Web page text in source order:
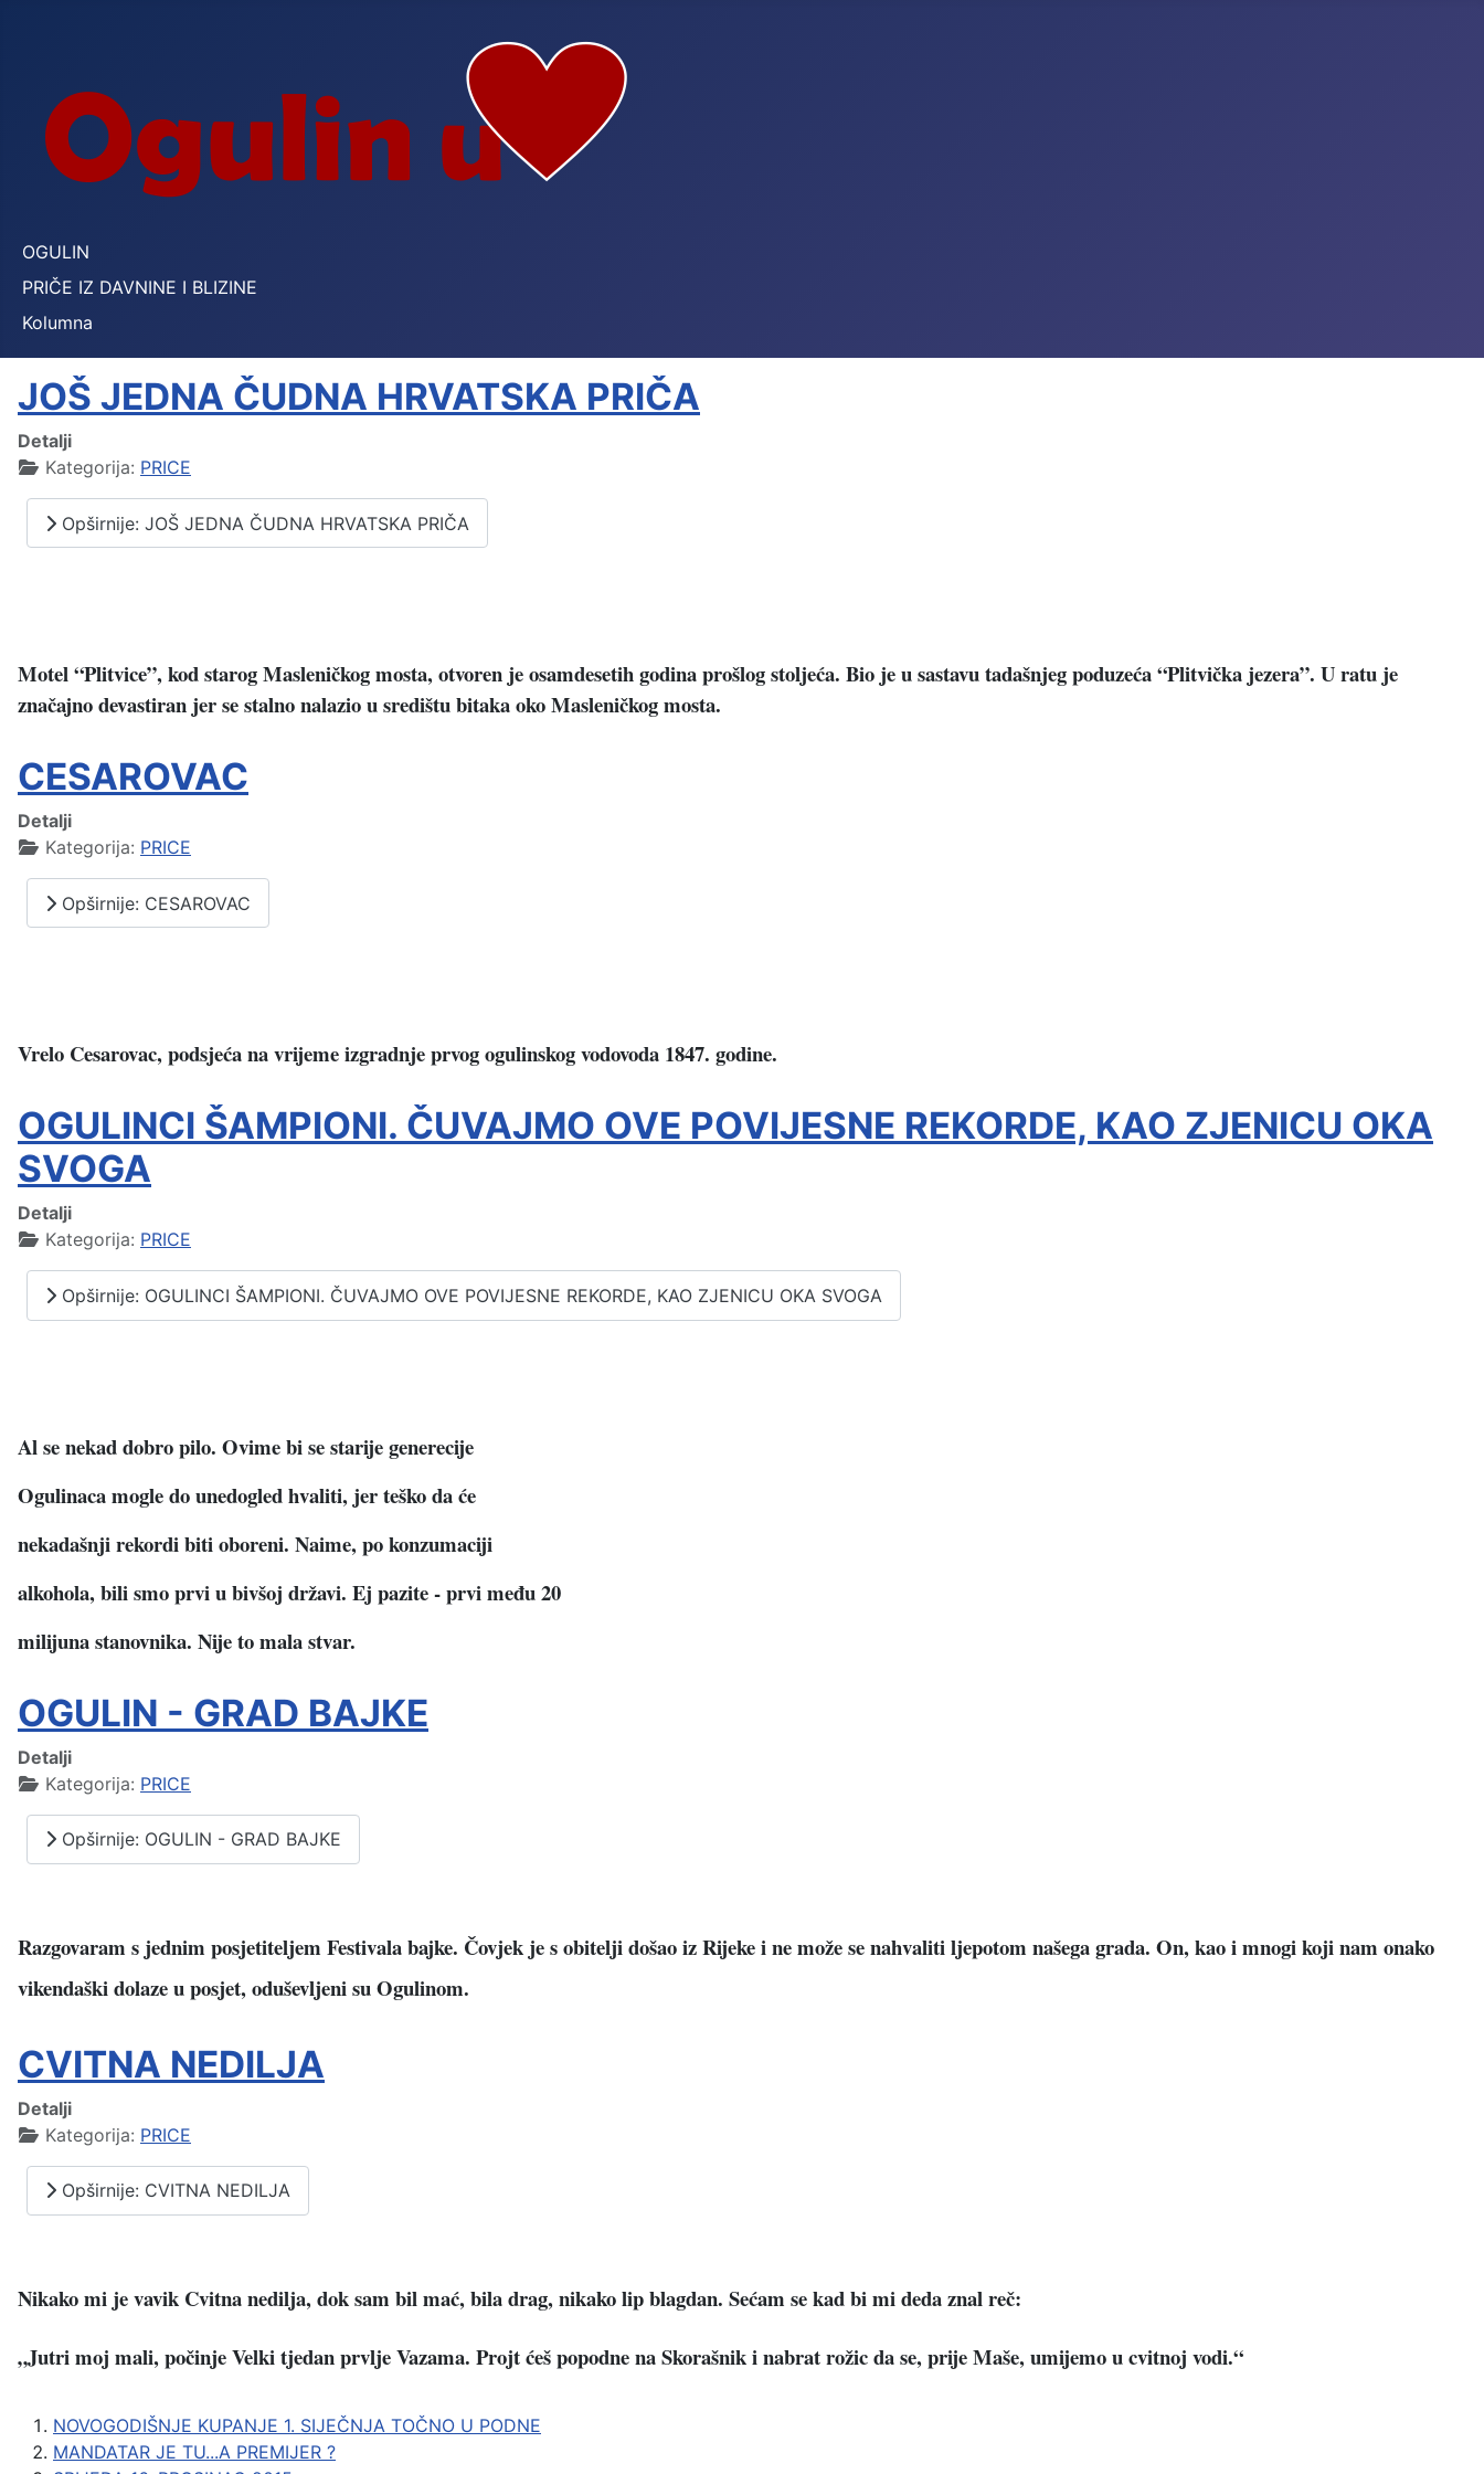
OGULIN
PRIČE IZ DAVNINE I BLIZINE
Kolumna
JOŠ JEDNA ČUDNA HRVATSKA PRIČA
Detalji
Kategorija: PRICE
Opširnije: JOŠ JEDNA ČUDNA HRVATSKA PRIČA
Motel “Plitvice”, kod starog Masleničkog mosta, otvoren je osamdesetih godina prošlog stoljeća. Bio je u sastavu tadašnjeg poduzeća “Plitvička jezera”. U ratu je
značajno devastiran jer se stalno nalazio u središtu bitaka oko Masleničkog mosta.
CESAROVAC
Detalji
Kategorija: PRICE
Opširnije: CESAROVAC
Vrelo Cesarovac, podsjeća na vrijeme izgradnje prvog ogulinskog vodovoda 1847. godine.
OGULINCI ŠAMPIONI. ČUVAJMO OVE POVIJESNE REKORDE, KAO ZJENICU OKA
SVOGA
Detalji
Kategorija: PRICE
Opširnije: OGULINCI ŠAMPIONI. ČUVAJMO OVE POVIJESNE REKORDE, KAO ZJENICU OKA SVOGA
Al se nekad dobro pilo. Ovime bi se starije generecije
Ogulinaca mogle do unedogled hvaliti, jer teško da će
nekadašnji rekordi biti oboreni. Naime, po konzumaciji
alkohola, bili smo prvi u bivšoj državi. Ej pazite - prvi među 20
milijuna stanovnika. Nije to mala stvar.
OGULIN - GRAD BAJKE
Detalji
Kategorija: PRICE
Opširnije: OGULIN - GRAD BAJKE
Razgovaram s jednim posjetiteljem Festivala bajke. Čovjek je s obitelji došao iz Rijeke i ne može se nahvaliti ljepotom našega grada. On, kao i mnogi koji nam onako
vikendaški dolaze u posjet, oduševljeni su Ogulinom.
CVITNA NEDILJA
Detalji
Kategorija: PRICE
Opširnije: CVITNA NEDILJA
Nikako mi je vavik Cvitna nedilja, dok sam bil mać, bila drag, nikako lip blagdan. Sećam se kad bi mi deda znal reč:
„Jutri moj mali, počinje Velki tjedan prvlje Vazama. Projt ćeš popodne na Skorašnik i nabrat rožic da se, prije Maše, umijemo u cvitnoj vodi.“
NOVOGODIŠNJE KUPANJE 1. SIJEČNJA TOČNO U PODNE
MANDATAR JE TU...A PREMIJER ?